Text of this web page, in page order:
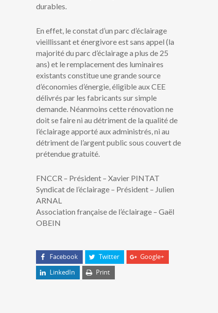
durables.
En effet, le constat d’un parc d’éclairage
vieillissant et énergivore est sans appel (la
majorité du parc d’éclairage a plus de 25
ans) et le remplacement des luminaires
existants constitue une grande source
d’économies d’énergie, éligible aux CEE
délivrés par les fabricants sur simple
demande. Néanmoins cette rénovation ne
doit se faire ni au détriment de la qualité de
l’éclairage apporté aux administrés, ni au
détriment de l’argent public sous couvert de
prétendue gratuité.
FNCCR – Président – Xavier PINTAT
Syndicat de l’éclairage – Président – Julien
ARNAL
Association française de l’éclairage – Gaël
OBEIN
Facebook Twitter
Google+
LinkedIn
Print